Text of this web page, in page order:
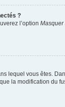
?
l’option Masquer
lequel vous êtes.
la modification du